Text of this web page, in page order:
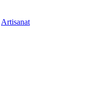
Artisanat